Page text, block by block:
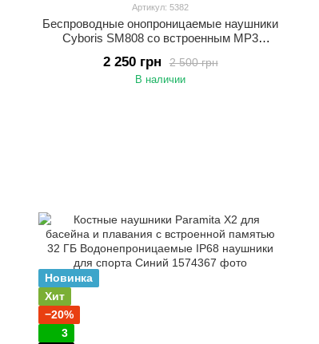
Артикул: 5382
Беспроводные онопроницаемые наушники
Cyboris SM808 со встроенным MP3
плавания и бассейна
2 500 грн
2 250 грн
В наличии
Новинка
Хит
−20%
3